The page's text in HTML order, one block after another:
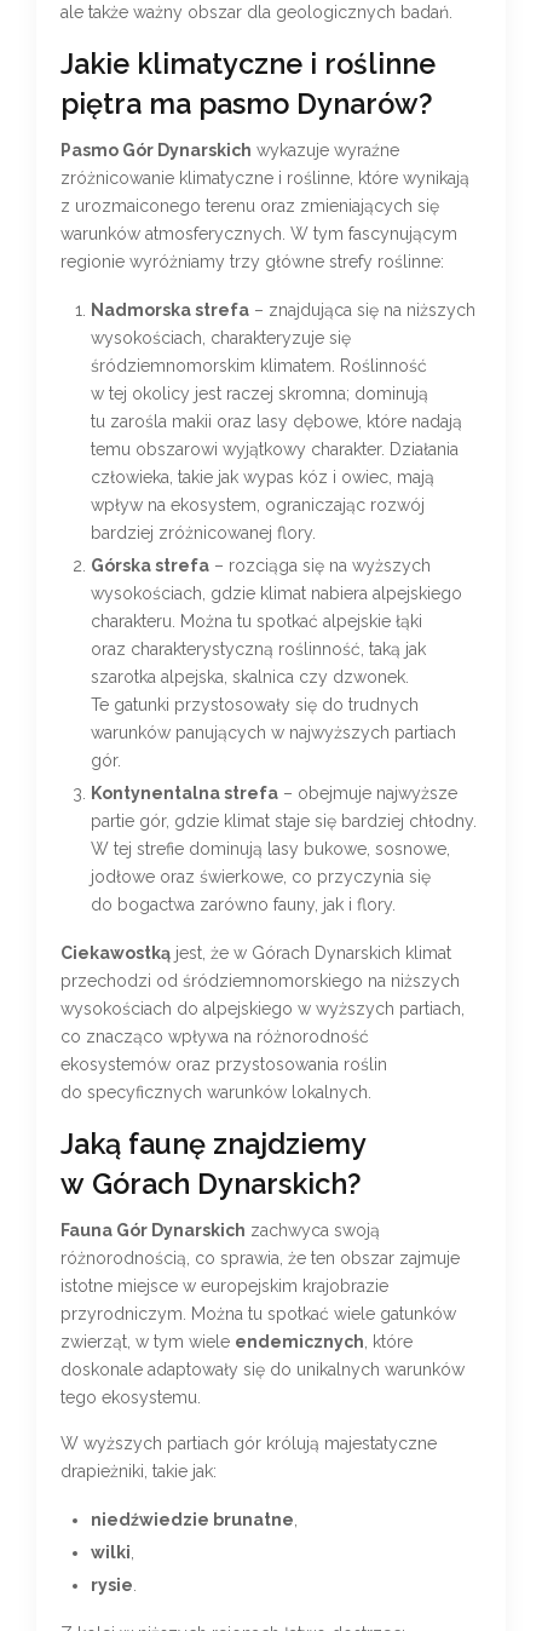
ale także ważny obszar dla geologicznych badań.
Jakie klimatyczne i roślinne
piętra ma pasmo Dynarów?
Pasmo Gór Dynarskich wykazuje wyraźne
zróżnicowanie klimatyczne i roślinne, które wynikają
z urozmaiconego terenu oraz zmieniających się
warunków atmosferycznych. W tym fascynującym
regionie wyróżniamy trzy główne strefy roślinne:
Nadmorska strefa – znajdująca się na niższych
wysokościach, charakteryzuje się
śródziemnomorskim klimatem. Roślinność
w tej okolicy jest raczej skromna; dominują
tu zarośla makii oraz lasy dębowe, które nadają
temu obszarowi wyjątkowy charakter. Działania
człowieka, takie jak wypas kóz i owiec, mają
wpływ na ekosystem, ograniczając rozwój
bardziej zróżnicowanej flory.
Górska strefa – rozciąga się na wyższych
wysokościach, gdzie klimat nabiera alpejskiego
charakteru. Można tu spotkać alpejskie łąki
oraz charakterystyczną roślinność, taką jak
szarotka alpejska, skalnica czy dzwonek.
Te gatunki przystosowały się do trudnych
warunków panujących w najwyższych partiach
gór.
Kontynentalna strefa – obejmuje najwyższe
partie gór, gdzie klimat staje się bardziej chłodny.
W tej strefie dominują lasy bukowe, sosnowe,
jodłowe oraz świerkowe, co przyczynia się
do bogactwa zarówno fauny, jak i flory.
Ciekawostką jest, że w Górach Dynarskich klimat
przechodzi od śródziemnomorskiego na niższych
wysokościach do alpejskiego w wyższych partiach,
co znacząco wpływa na różnorodność
ekosystemów oraz przystosowania roślin
do specyficznych warunków lokalnych.
Jaką faunę znajdziemy
w Górach Dynarskich?
Fauna Gór Dynarskich zachwyca swoją
różnorodnością, co sprawia, że ten obszar zajmuje
istotne miejsce w europejskim krajobrazie
przyrodniczym. Można tu spotkać wiele gatunków
zwierząt, w tym wiele endemicznych , które
doskonale adaptowały się do unikalnych warunków
tego ekosystemu.
W wyższych partiach gór królują majestatyczne
drapieżniki, takie jak:
niedźwiedzie brunatne
wilki
rysie